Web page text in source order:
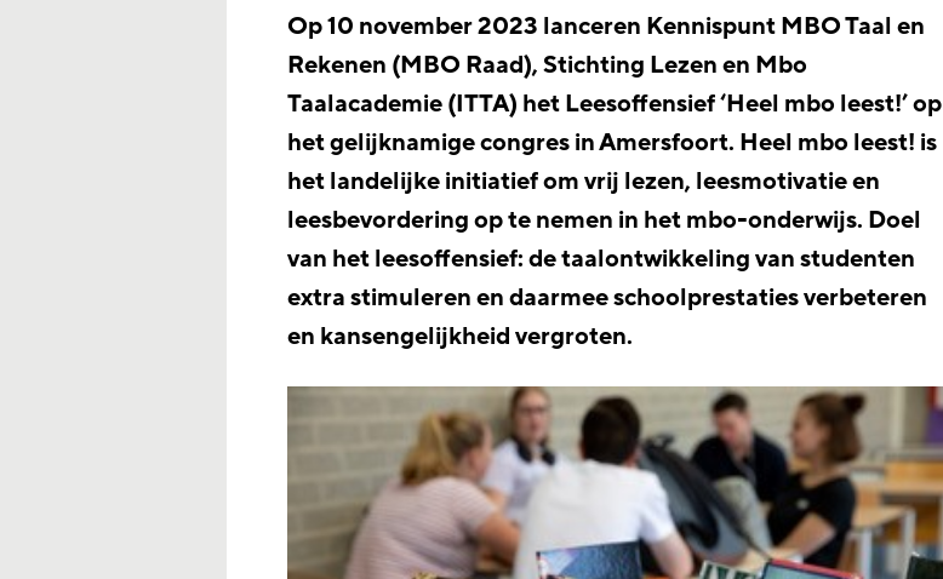
Op 10 november 2023 lanceren Kennispunt MBO Taal en
Rekenen (MBO Raad), Stichting Lezen en Mbo
Taalacademie (ITTA) het Leesoffensief ‘Heel mbo leest!’ op
het gelijknamige congres in Amersfoort. Heel mbo leest! is
het landelijke initiatief om vrij lezen, leesmotivatie en
leesbevordering op te nemen in het mbo-onderwijs. Doel
van het leesoffensief: de taalontwikkeling van studenten
extra stimuleren en daarmee schoolprestaties verbeteren
en kansengelijkheid vergroten.